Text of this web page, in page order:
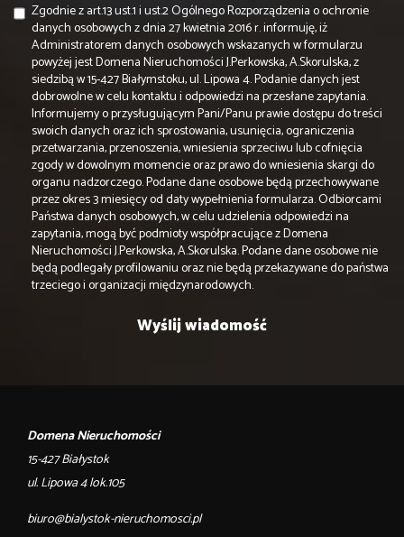
Zgodnie z art.13 ust.1 i ust.2 Ogólnego Rozporządzenia o ochronie
danych osobowych z dnia 27 kwietnia 2016 r. informuję, iż
Administratorem danych osobowych wskazanych w formularzu
powyżej jest Domena Nieruchomości J.Perkowska, A.Skorulska, z
siedzibą w 15-427 Białymstoku, ul. Lipowa 4. Podanie danych jest
dobrowolne w celu kontaktu i odpowiedzi na przesłane zapytania.
Informujemy o przysługującym Pani/Panu prawie dostępu do treści
swoich danych oraz ich sprostowania, usunięcia, ograniczenia
przetwarzania, przenoszenia, wniesienia sprzeciwu lub cofnięcia
zgody w dowolnym momencie oraz prawo do wniesienia skargi do
organu nadzorczego. Podane dane osobowe będą przechowywane
przez okres 3 miesięcy od daty wypełnienia formularza. Odbiorcami
Państwa danych osobowych, w celu udzielenia odpowiedzi na
zapytania, mogą być podmioty współpracujące z Domena
Nieruchomości J.Perkowska, A.Skorulska. Podane dane osobowe nie
będą podlegały profilowaniu oraz nie będą przekazywane do państwa
trzeciego i organizacji międzynarodowych.
Domena Nieruchomości
15-427 Białystok
ul. Lipowa 4 lok.105
biuro@bialystok-nieruchomosci.pl